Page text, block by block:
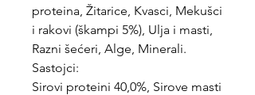
proteina, Žitarice, Kvasci, Mekušci
i rakovi (škampi 5%), Ulja i masti,
Razni šećeri, Alge, Minerali.
Sastojci:
Sirovi proteini 40,0%, Sirove masti